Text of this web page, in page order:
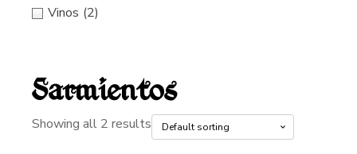
Vinos (2)
Sarmientos
Showing all 2 results